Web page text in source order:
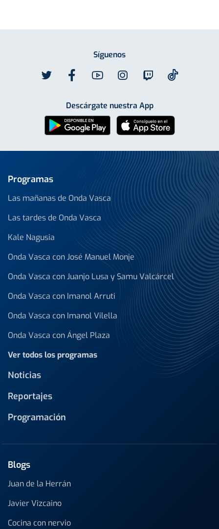
Síguenos
Descárgate nuestra App
Programas
Las mañanas de Onda Vasca
Las tardes de Onda Vasca
Kale Nagusia
Onda Vasca con José Manuel Monje
Onda Vasca con Juanjo Lusa y Samu Valcárcel
Onda Vasca con Imanol Arruti
Onda Vasca con Imanol Vilella
Onda Vasca con Ángel Plaza
Ver todos los programas
Noticias
Reportajes
Programación
Blogs
Juan de la Herrán
Javier Vizcaino
Cocina con nervio